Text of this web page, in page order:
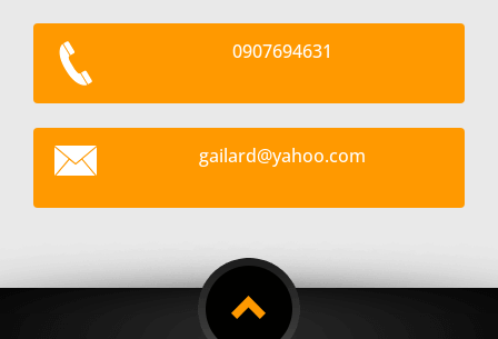
0907694631
gailard@yahoo.com